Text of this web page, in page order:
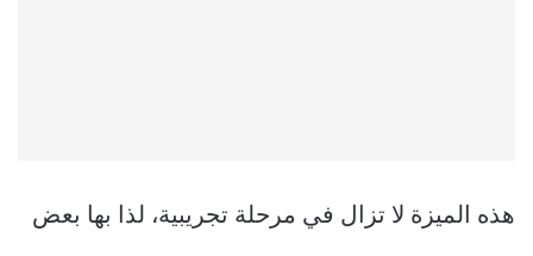
هذه الميزة لا تزال في مرحلة تجريبية، لذا بها بعض